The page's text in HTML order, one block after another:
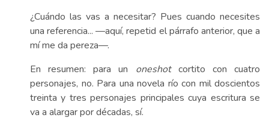
¿Cuándo las vas a necesitar? Pues cuando necesites
una referencia... —aquí, repetid el párrafo anterior, que a
mí me da pereza—.
En resumen: para un oneshotcortito con cuatro
personajes, no. Para una novela río con mil doscientos
treinta y tres personajes principales cuya escritura se
va a alargar por décadas, sí.